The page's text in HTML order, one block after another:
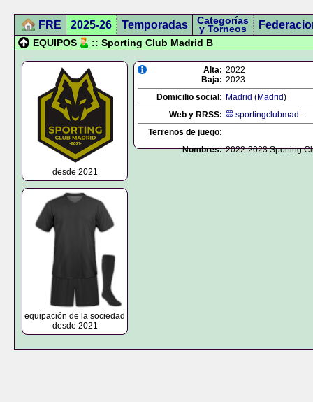
FRE 2025-26 Temporadas Categorías
y Torneos
EQUIPOS :: Sporting Club Madrid B
desde 2021
equipación de la sociedad
desde 2021
Alta: 2022
Baja: 2023
Domicilio social: Madrid (Madrid)
Web y RRSS:
sportingclubmadrid.com
Terrenos de juego:
Nombres: 2022-2023 Sporting